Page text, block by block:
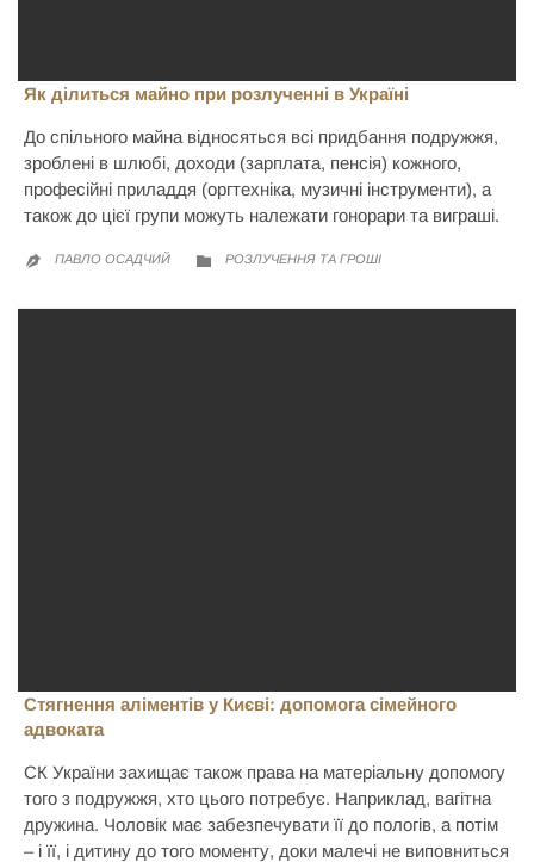
Як ділиться майно при розлученні в Україні
До спільного майна відносяться всі придбання подружжя,
зроблені в шлюбі, доходи (зарплата, пенсія) кожного,
професійні приладдя (оргтехніка, музичні інструменти), а
також до цієї групи можуть належати гонорари та виграші.
 ПАВЛО ОСАДЧИЙ  CATEGORY
РОЗЛУЧЕННЯ ТА ГРОШІ
Стягнення аліментів у Києві: допомога сімейного
адвоката
СК України захищає також права на матеріальну допомогу
того з подружжя, хто цього потребує. Наприклад, вагітна
дружина. Чоловік має забезпечувати її до пологів, а потім
– і її, і дитину до того моменту, доки малечі не виповниться